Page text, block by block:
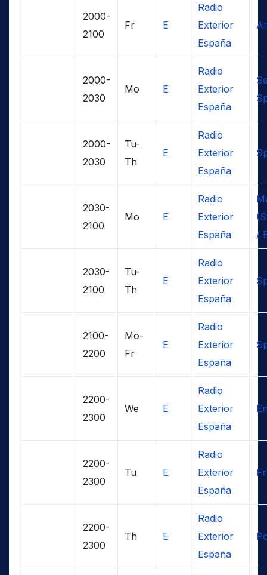
2000-
2100
Fr E
Radio
Exterior
España
2000-
2030
Mo E
Radio
Exterior
España
2000-
2030
Tu-
Th
E
Radio
Exterior
España
2030-
2100
Mo E
Radio
Exterior
España
/
2030-
2100
Tu-
Th
E
Radio
Exterior
España
2100-
2200
Mo-
Fr
E
Radio
Exterior
España
2200-
2300
We E
Radio
Exterior
España
2200-
2300
Tu E
Radio
Exterior
España
2200-
2300
Th E
Radio
Exterior
España